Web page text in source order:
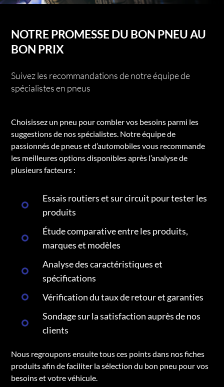
NOTRE PROMESSE DU BON PNEU AU
BON PRIX
Suivez les recommandations de notre équipe de
spécialistes en pneus
Choisissez un pneu pour combler vos besoins parmi les
suggestions de nos spécialistes. Notre équipe de
passionnés de pneus et d’automobiles vous recommande
les meilleures options disponibles après l’analyse de
plusieurs facteurs :
Essais routiers et sur circuit pour tester les
produits
Étude comparative entre les produits,
marques et modèles
Analyse des caractéristiques et
spécifications
Vérification du taux de retour et garanties
Sondage sur la satisfaction auprès de nos
clients
Nous regroupons ensuite tous ces points dans nos fiches
produits afin de faciliter la sélection du bon pneu pour vos
besoins et votre véhicule.